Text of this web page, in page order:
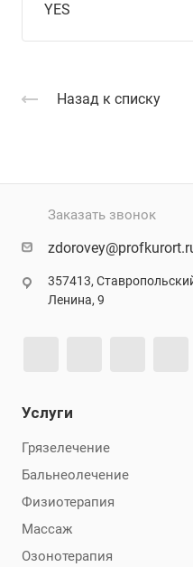
YES
Назад к списку
Заказать звонок
357413,
Ленина, 9
Услуги
Грязелечение
Бальнеолечение
Физиотерапия
Массаж
Озонотерапия